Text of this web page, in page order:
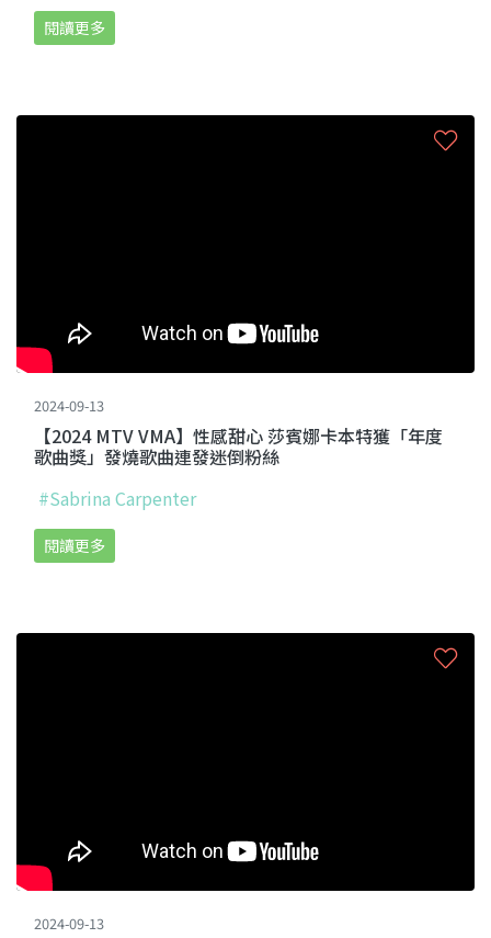
閱讀更多
2024-09-13
【2024 MTV VMA】性感甜心 莎賓娜卡本特獲「年度
歌曲獎」發燒歌曲連發迷倒粉絲
#Sabrina Carpenter
閱讀更多
2024-09-13